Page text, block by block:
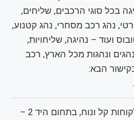
בכל סוגי הרכבים, שליחים,
נהג רכב מסחרי, נהג קטנוע,
ועוד – נהיגה, שליחויות,
ונהגות מכל הארץ, רכב
הבא:
דרושים דרושות לעבודה בשירות לקוחות קל ונוח, בתחום היד 2 –